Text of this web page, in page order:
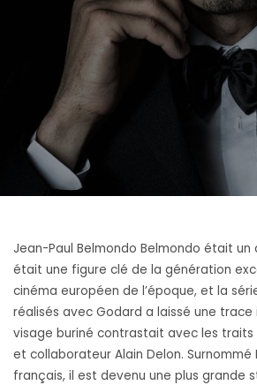
Jean-Paul Belmondo Belmondo était un
était une figure clé de la génération
cinéma européen de l’époque, et la
réalisés avec Godard a laissé une trace
visage buriné contrastait avec les traits
et collaborateur Alain Delon. Surnommé
français, il est devenu une plus grande